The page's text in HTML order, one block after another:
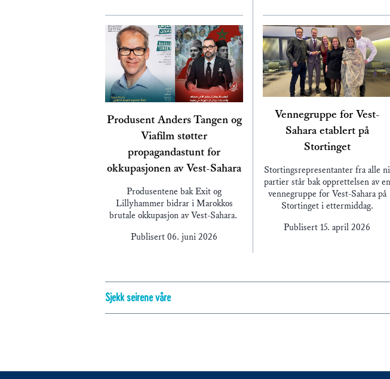
Produsent Anders Tangen og
Viafilm støtter
propagandastunt for
okkupasjonen av Vest-Sahara
Produsentene bak Exit og
Lillyhammer bidrar i Marokkos
brutale okkupasjon av Vest-Sahara.
Publisert 06. juni 2026
Vennegruppe for Vest-
Sahara etablert på
Stortinget
Stortingsrepresentanter fra alle ni
partier står bak opprettelsen av en
vennegruppe for Vest-Sahara på
Stortinget i ettermiddag.
Publisert 15. april 2026
Sjekk seirene våre